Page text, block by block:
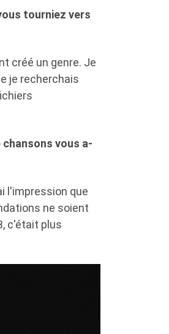
tourniez vers
créé un genre. Je
je recherchais
vous a-
l'impression que
ne soient
c'était plus